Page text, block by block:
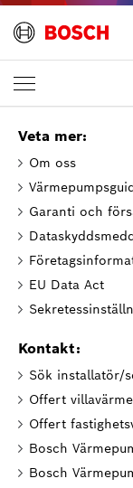
Veta mer:
Om oss
Garanti och
EU Data Act
Kontakt:
Sök installatör/
Offert
Offert
Bosch
Bosch